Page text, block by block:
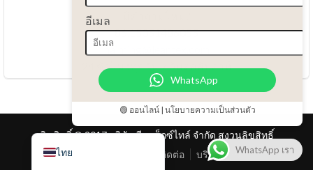
86.15051486055
haiming@leantex.com
24 ชั่วโมงทุกวัน 7 วันต่อสัปดาห์
ลิขสิทธิ์ © 2017 บริษัท ลีน เท็กซ์ไทล์ จำกัด สงวนลิขสิทธิ์
ติดต่อ บริการลูกค้า
อีเมล
WhatsApp
🟢 ออนไลน์ | นโยบายความเป็นส่วนตัว
WhatsApp เรา
ไทย
English
Español